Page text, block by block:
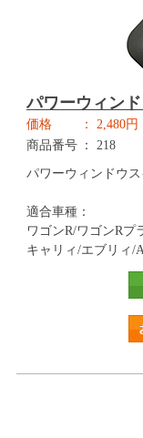
パワーウィン
価格
2,480円
商品番号
218
パワーウィンドウ
適合車種：
ワゴンR/ワゴンRプ
キャリィ/エブリィ/